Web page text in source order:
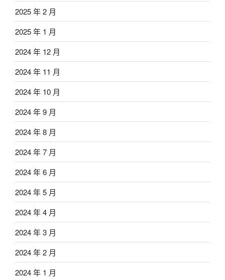
2025 年 2 月
2025 年 1 月
2024 年 12 月
2024 年 11 月
2024 年 10 月
2024 年 9 月
2024 年 8 月
2024 年 7 月
2024 年 6 月
2024 年 5 月
2024 年 4 月
2024 年 3 月
2024 年 2 月
2024 年 1 月